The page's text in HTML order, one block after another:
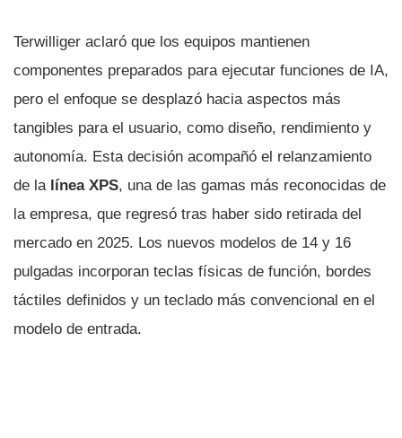
Terwilliger aclaró que los equipos mantienen
componentes preparados para ejecutar funciones de IA,
pero el enfoque se desplazó hacia aspectos más
tangibles para el usuario, como diseño, rendimiento y
autonomía. Esta decisión acompañó el relanzamiento
de la línea XPS, una de las gamas más reconocidas de
la empresa, que regresó tras haber sido retirada del
mercado en 2025. Los nuevos modelos de 14 y 16
pulgadas incorporan teclas físicas de función, bordes
táctiles definidos y un teclado más convencional en el
modelo de entrada.